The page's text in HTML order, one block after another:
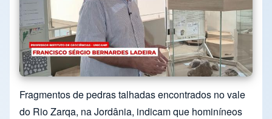
Fragmentos de pedras talhadas encontrados no vale
do Rio Zarqa, na Jordânia, indicam que hominíneos